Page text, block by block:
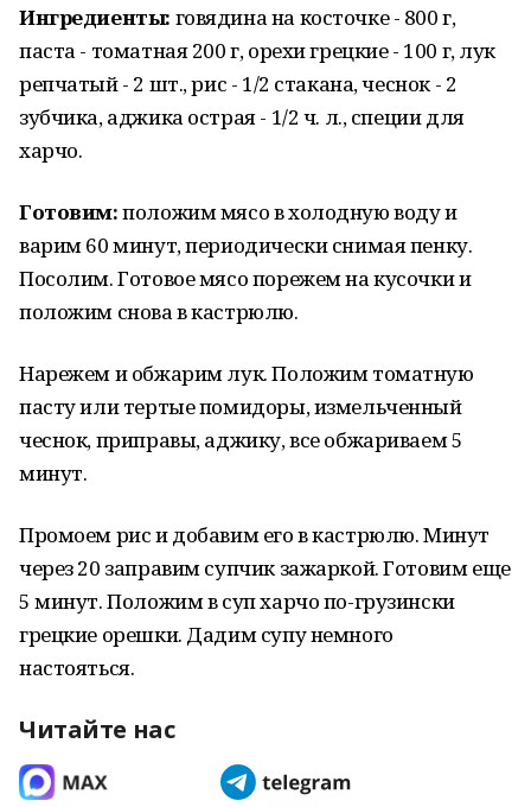
Ингредиенты: говядина на косточке - 800 г,
паста - томатная 200 г, орехи грецкие - 100 г, лук
репчатый - 2 шт., рис - 1/2 стакана, чеснок - 2
зубчика, аджика острая - 1/2 ч. л., специи для
харчо.
Готовим:положим мясо в холодную воду и
варим 60 минут, периодически снимая пенку.
Посолим. Готовое мясо порежем на кусочки и
положим снова в кастрюлю.
Нарежем и обжарим лук. Положим томатную
пасту или тертые помидоры, измельченный
чеснок, приправы, аджику, все обжариваем 5
минут.
Промоем рис и добавим его в кастрюлю. Минут
через 20 заправим супчик зажаркой. Готовим еще
5 минут. Положим в суп харчо по-грузински
грецкие орешки. Дадим супу немного
настояться.
Читайте нас